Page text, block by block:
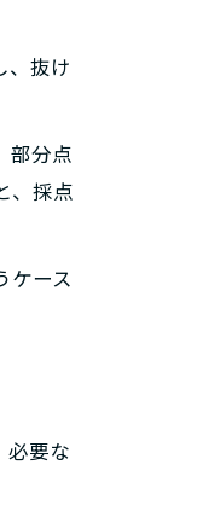
、抜け
部分点
、採点
ケース
必要な